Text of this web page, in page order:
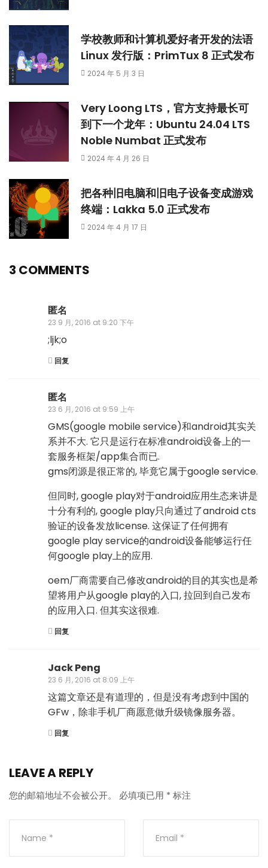
学校教师和计算机爱好者开发的法语
Linux 发行版：PrimTux 8 正式发布
2024 年 5 月 3 日
Very Loong LTS，官方支持最长可
到下一个龙年：Ubuntu 24.04 LTS
Noble Numbat 正式发布
2024 年 4 月 26 日
把各种旧电脑和旧电子设备变成游戏
终端：Lakka 5.0 正式发布
2024 年 4 月 17 日
3 COMMENTS
匿名
23 9 月, 2016 at 9:20 下午
;ljk;o
回复
匿名
23 6 月, 2016 at 9:59 上午
GMS(google mobile service)和android其实关
系并不大. 它只是运行在标准android设备上的一
套服务框架/app集合而已.
gms闭源是很正常的, 毕竟它属于google service.
但同时, google play对于android应用生态来讲是
十分有利的, google play只向通过了android cts
验证的设备发放license. 这保证了任何拥有
google play service的android设备能够运行任
何google play上的应用.
oem厂商需要自己修改android的目的其实也是希
望将用户从google play的入口, 拉回到自己发布
的应用入口. 但其实这很难.
回复
Jack Peng
23 6 月, 2016 at 8:09 上午
这篇文章还是有道理的，但是没有考虑到中国的
GFw，除非手机厂商愿意做升级镜像服务器。
回复
LEAVE A REPLY
您的邮箱地址不会被公开。 必填项已用 * 标注